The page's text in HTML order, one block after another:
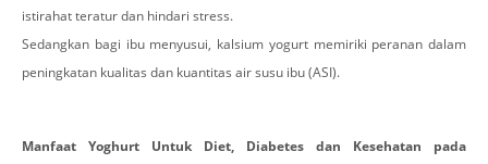
istirahat teratur dan hindari stress.
Sedangkan bagi ibu menyusui, kalsium yogurt memiriki peranan dalam
peningkatan kualitas dan kuantitas air susu ibu (ASI).
Manfaat Yoghurt Untuk Diet, Diabetes dan Kesehatan pada